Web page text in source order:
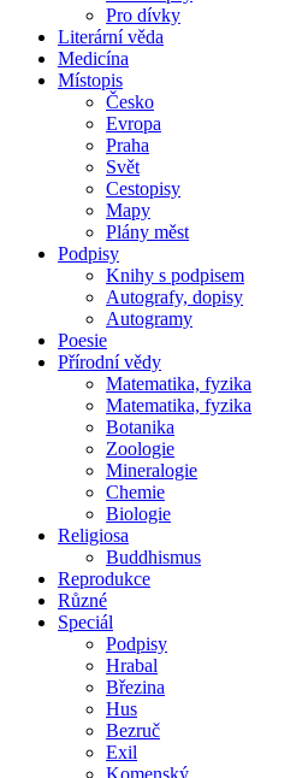
Pro dívky
Literární věda
Medicína
Místopis
Česko
Evropa
Praha
Svět
Cestopisy
Mapy
Plány měst
Podpisy
Knihy s podpisem
Autografy, dopisy
Autogramy
Poesie
Přírodní vědy
Matematika, fyzika
Matematika, fyzika
Botanika
Zoologie
Mineralogie
Chemie
Biologie
Religiosa
Buddhismus
Reprodukce
Různé
Speciál
Podpisy
Hrabal
Březina
Hus
Bezruč
Exil
Komenský